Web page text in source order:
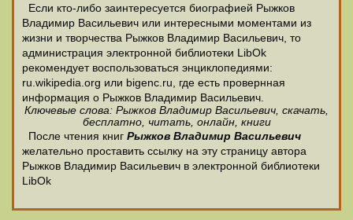
Если кто-либо заинтересуется биографией Рыжков
Владимир Васильевич или интересными моментами из
жизни и творчества Рыжков Владимир Васильевич, то
администрация электронной библиотеки LibOk
рекомендует воспользоваться энциклопедиями:
ru.wikipedia.org или bigenc.ru, где есть провернная
информация о Рыжков Владимир Васильевич.
Ключевые слова: Рыжков Владимир Васильевич, скачать,
бесплатно, читать, онлайн, книги
После чтения книг Рыжков Владимир Васильевич
желательно проставить ссылку на эту страницу автора
Рыжков Владимир Васильевич в электронной библиотеки
LibOk